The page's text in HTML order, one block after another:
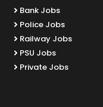
Bank Jobs
Police Jobs
Railway Jobs
PSU Jobs
Private Jobs